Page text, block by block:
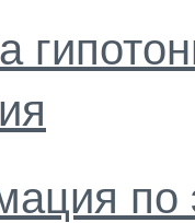
по